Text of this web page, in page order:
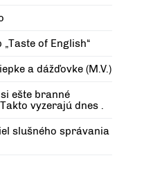
of English“
a dážďovke (M.V.)
ešte branné
vyzerajú dnes .
slušného správania